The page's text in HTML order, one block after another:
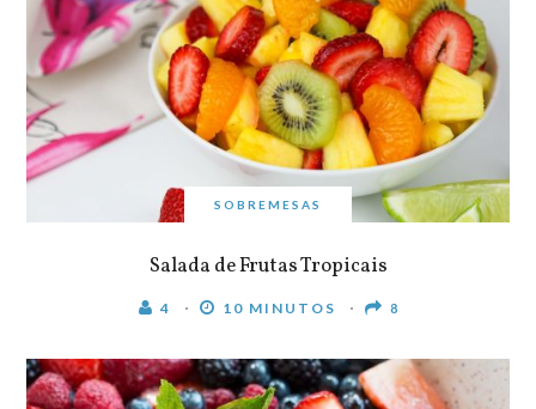
SOBREMESAS
Salada de Frutas Tropicais
4 10 MINUTOS 8